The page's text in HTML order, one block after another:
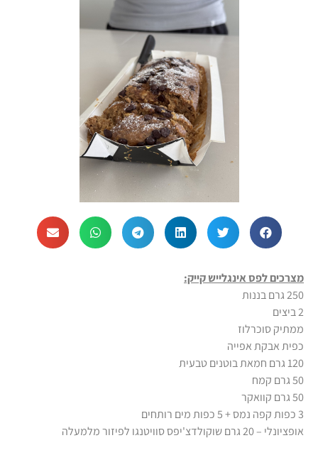
מצרכים לפס אינגלייש קייק:
250 גרם בננות
2 ביצים
ממתיק סוכרלוז
כפית אבקת אפייה
120 גרם חמאת בוטנים טבעית
50 גרם קמח
50 גרם קוואקר
3 כפות קפה נמס + 5 כפות מים רותחים
אופציונלי – 20 גרם שוקולדצ'יפס סוויטנגו לפיזור מלמעלה